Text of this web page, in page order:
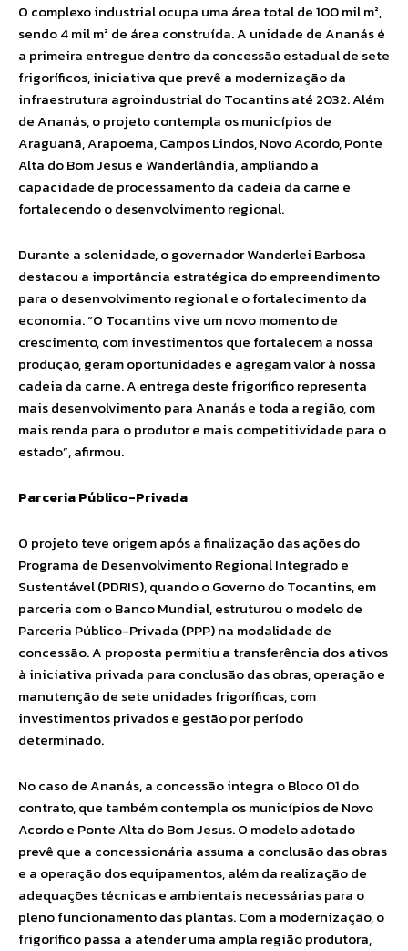
O complexo industrial ocupa uma área total de 100 mil m²,
sendo 4 mil m² de área construída. A unidade de Ananás é
a primeira entregue dentro da concessão estadual de sete
frigoríficos, iniciativa que prevê a modernização da
infraestrutura agroindustrial do Tocantins até 2032. Além
de Ananás, o projeto contempla os municípios de
Araguanã, Arapoema, Campos Lindos, Novo Acordo, Ponte
Alta do Bom Jesus e Wanderlândia, ampliando a
capacidade de processamento da cadeia da carne e
fortalecendo o desenvolvimento regional.
Durante a solenidade, o governador Wanderlei Barbosa
destacou a importância estratégica do empreendimento
para o desenvolvimento regional e o fortalecimento da
economia. “O Tocantins vive um novo momento de
crescimento, com investimentos que fortalecem a nossa
produção, geram oportunidades e agregam valor à nossa
cadeia da carne. A entrega deste frigorífico representa
mais desenvolvimento para Ananás e toda a região, com
mais renda para o produtor e mais competitividade para o
estado”, afirmou.
Parceria Público-Privada
O projeto teve origem após a finalização das ações do
Programa de Desenvolvimento Regional Integrado e
Sustentável (PDRIS), quando o Governo do Tocantins, em
parceria com o Banco Mundial, estruturou o modelo de
Parceria Público-Privada (PPP) na modalidade de
concessão. A proposta permitiu a transferência dos ativos
à iniciativa privada para conclusão das obras, operação e
manutenção de sete unidades frigoríficas, com
investimentos privados e gestão por período
determinado.
No caso de Ananás, a concessão integra o Bloco 01 do
contrato, que também contempla os municípios de Novo
Acordo e Ponte Alta do Bom Jesus. O modelo adotado
prevê que a concessionária assuma a conclusão das obras
e a operação dos equipamentos, além da realização de
adequações técnicas e ambientais necessárias para o
pleno funcionamento das plantas. Com a modernização, o
frigorífico passa a atender uma ampla região produtora,